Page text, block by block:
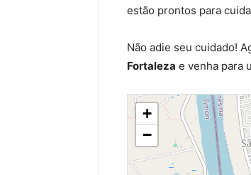
estão prontos para
Não adie seu cuidado!
Fortaleza e venha para
+
−